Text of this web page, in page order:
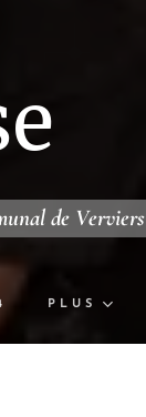
de Verviers
PLUS